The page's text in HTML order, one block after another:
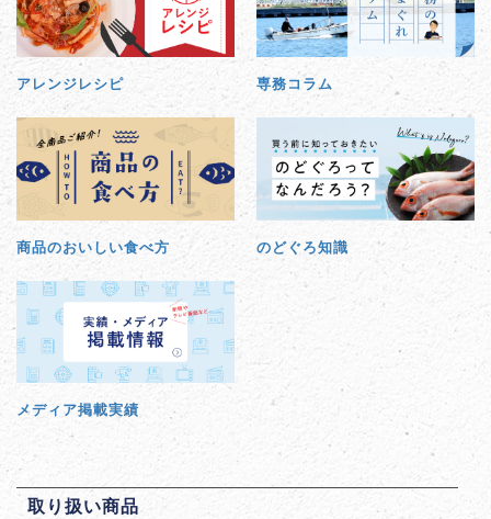
アレンジレシピ 専務コラム
商品のおいしい食べ方 のどぐろ知識
メディア掲載実績
取り扱い商品